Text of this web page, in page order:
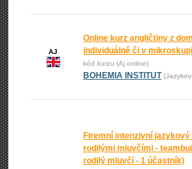
AJ
Online kurz angličtiny z
individuálně či v
kód kurzu (Aj online)
BOHEMIA INSTITUT
Firemní intenzivní jazykový
rodilými mluvčími -
rodilý mluvčí - 1 účastník)